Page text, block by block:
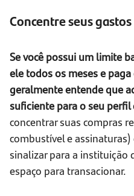
Concentre seus
Se você possui um limite
ele todos os meses e
geralmente entende que
suficiente para o seu perfil
concentrar suas compras
combustível e
sinalizar para a instituição
espaço para transacionar.